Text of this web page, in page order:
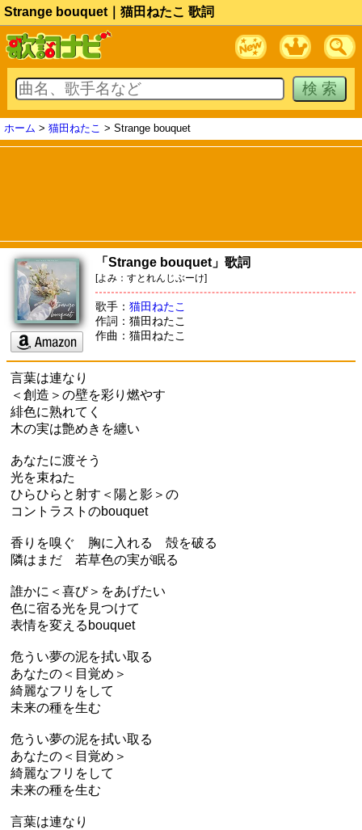
Strange bouquet｜猫田ねたこ 歌詞
ホーム > 猫田ねたこ > Strange bouquet
「Strange bouquet」歌詞
[よみ：すとれんじぶーけ]
歌手： 猫田ねたこ
作詞：猫田ねたこ
作曲：猫田ねたこ
言葉は連なり
＜創造＞の壁を彩り燃やす
緋色に熟れてく
木の実は艶めきを纏い
あなたに渡そう
光を束ねた
ひらひらと射す＜陽と影＞の
コントラストのbouquet
香りを嗅ぐ 胸に入れる 殻を破る
隣はまだ 若草色の実が眠る
誰かに＜喜び＞をあげたい
色に宿る光を見つけて
表情を変えるbouquet
危うい夢の泥を拭い取る
あなたの＜目覚め＞
綺麗なフリをして
未来の種を生む
危うい夢の泥を拭い取る
あなたの＜目覚め＞
綺麗なフリをして
未来の種を生む
言葉は連なり